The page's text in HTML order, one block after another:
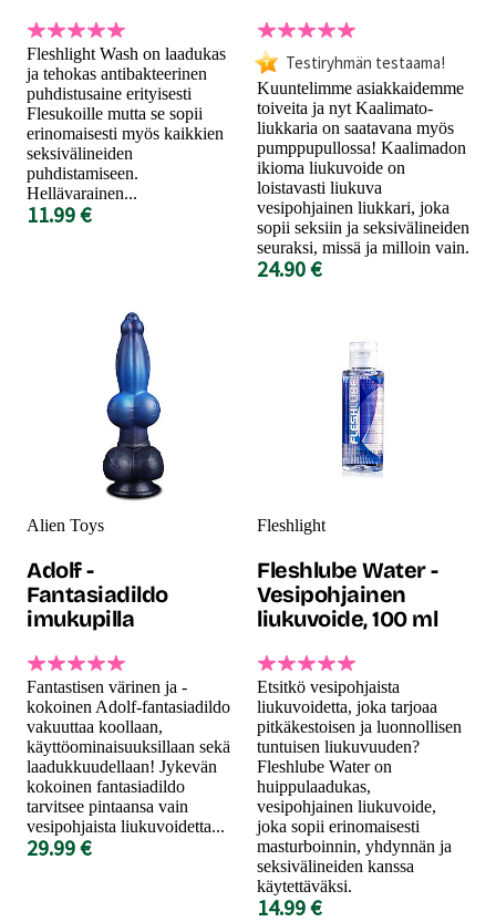
Fleshlight Wash on laadukas
ja tehokas antibakteerinen
puhdistusaine erityisesti
Flesukoille mutta se sopii
erinomaisesti myös kaikkien
seksivälineiden
puhdistamiseen.
Hellävarainen...
11.99 €
Testiryhmän testaama!
Kuuntelimme asiakkaidemme
toiveita ja nyt Kaalimato-
liukkaria on saatavana myös
pumppupullossa! Kaalimadon
ikioma liukuvoide on
loistavasti liukuva
vesipohjainen liukkari, joka
sopii seksiin ja seksivälineiden
seuraksi, missä ja milloin vain.
24.90 €
Alien Toys
Adolf -
Fantasiadildo
imukupilla
Fantastisen värinen ja -
kokoinen Adolf-fantasiadildo
vakuuttaa koollaan,
käyttöominaisuuksillaan sekä
laadukkuudellaan! Jykevän
kokoinen fantasiadildo
tarvitsee pintaansa vain
vesipohjaista liukuvoidetta...
29.99 €
Fleshlight
Fleshlube Water -
Vesipohjainen
liukuvoide, 100 ml
Etsitkö vesipohjaista
liukuvoidetta, joka tarjoaa
pitkäkestoisen ja luonnollisen
tuntuisen liukuvuuden?
Fleshlube Water on
huippulaadukas,
vesipohjainen liukuvoide,
joka sopii erinomaisesti
masturboinnin, yhdynnän ja
seksivälineiden kanssa
käytettäväksi.
14.99 €